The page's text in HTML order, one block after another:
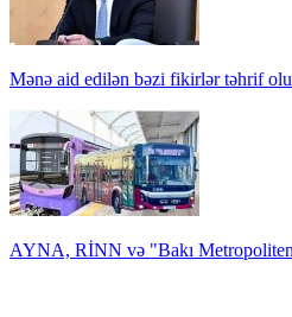
Mənə aid edilən bəzi fikirlər təhrif
AYNA, RİNN və "Bakı